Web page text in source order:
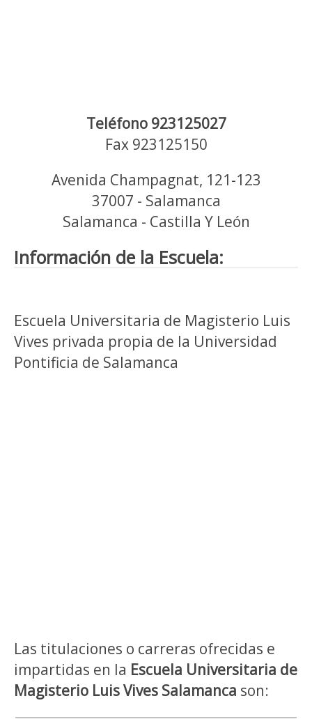
Teléfono 923125027
Fax 923125150
Avenida Champagnat, 121-123
37007 - Salamanca
Salamanca - Castilla Y León
Información de la Escuela:
Escuela Universitaria de Magisterio Luis
Vives privada propia de la Universidad
Pontificia de Salamanca
Las titulaciones o carreras ofrecidas e
impartidas en la Escuela Universitaria de
Magisterio Luis Vives Salamanca son: